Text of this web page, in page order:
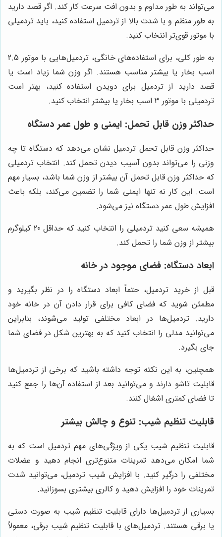
می‌تواند به طور مداوم و بدون افت سرعت کار کند. اگر قصد دارید
به طور منظم و با شدت بالا از تردمیل استفاده کنید، باید تردمیلی
با موتور قوی‌تر انتخاب کنید.
به طور کلی، برای استفاده‌های خانگی، تردمیل‌هایی با موتور 2.5
اسب بخار یا بیشتر مناسب هستند. اگر وزن شما زیاد است یا
قصد دارید از تردمیل برای دویدن استفاده کنید، بهتر است
تردمیلی با موتور 3 اسب بخار یا بیشتر انتخاب کنید.
حداکثر وزن قابل تحمل: ایمنی و طول عمر دستگاه
حداکثر وزن قابل تحمل تردمیل نشان می‌دهد که دستگاه تا چه
وزنی را می‌تواند بدون آسیب دیدن تحمل کند. انتخاب تردمیلی
که حداکثر وزن قابل تحمل آن بیشتر از وزن شما باشد، بسیار مهم
است. این کار نه تنها ایمنی شما را تضمین می‌کند، بلکه باعث
افزایش طول عمر دستگاه نیز می‌شود.
همیشه سعی کنید تردمیلی را انتخاب کنید که حداقل 20 کیلوگرم
بیشتر از وزن شما را تحمل کند.
ابعاد دستگاه: فضای موجود در خانه
قبل از خرید تردمیل، حتماً ابعاد دستگاه را در نظر بگیرید و
مطمئن شوید که فضای کافی برای قرار دادن آن در خانه خود
دارید. تردمیل‌ها در ابعاد مختلفی تولید می‌شوند، بنابراین
می‌توانید مدلی را انتخاب کنید که به بهترین شکل در فضای شما
جای بگیرد.
همچنین، به این نکته توجه داشته باشید که برخی از تردمیل‌ها
قابلیت تاشو دارند و می‌توانید بعد از استفاده آن‌ها را جمع کنید
تا فضای کمتری اشغال کنند.
قابلیت تنظیم شیب: تنوع و چالش بیشتر
قابلیت تنظیم شیب یکی از ویژگی‌های مهم تردمیل است که به
شما امکان می‌دهد تمرینات متنوع‌تری انجام دهید و عضلات
مختلفی را درگیر کنید. با افزایش شیب تردمیل، می‌توانید شدت
تمرینات خود را افزایش دهید و کالری بیشتری بسوزانید.
بسیاری از تردمیل‌ها دارای قابلیت تنظیم شیب به صورت دستی
یا برقی هستند. تردمیل‌های با قابلیت تنظیم شیب برقی، معمولاً